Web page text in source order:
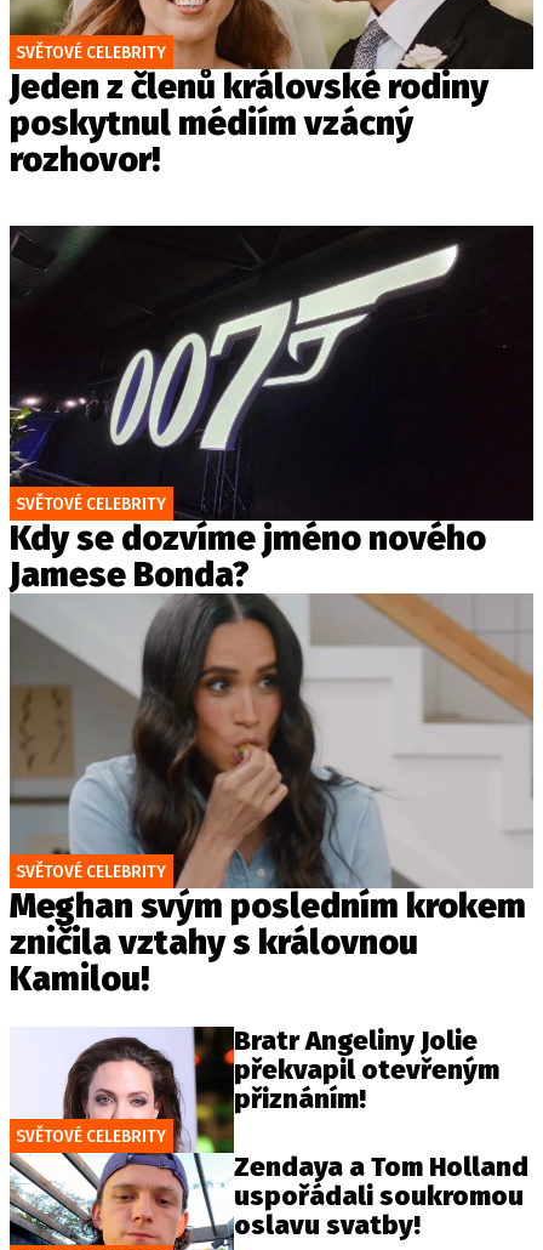
SVĚTOVÉ CELEBRITY
Jeden z členů královské rodiny
poskytnul médiím vzácný
rozhovor!
SVĚTOVÉ CELEBRITY
Kdy se dozvíme jméno nového
Jamese Bonda?
SVĚTOVÉ CELEBRITY
Meghan svým posledním krokem
zničila vztahy s královnou
Kamilou!
SVĚTOVÉ CELEBRITY
Bratr Angeliny Jolie
překvapil otevřeným
přiznáním!
Zendaya a Tom Holland
uspořádali soukromou
oslavu svatby!